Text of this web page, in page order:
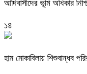
আদিবাসীদের ভূমি অধিকার
১৪
হাম মোকাবিলায় শিশুবান্ধব